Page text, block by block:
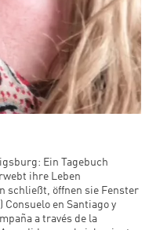
Ein Tagebuch
ihre Leben
schließt, öffnen sie Fenster
en Santiago y
a través de la